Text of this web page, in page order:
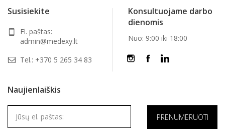
Susisiekite
El. paštas:
admin@medexy.lt
Tel.: +370 5 265 34 83
Konsultuojame darbo
dienomis
Nuo: 9:00 iki 18:00
Naujienlaiškis